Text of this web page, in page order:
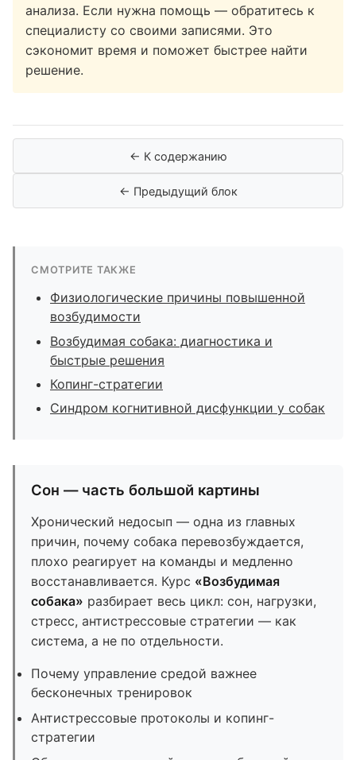
анализа. Если нужна помощь — обратитесь к
специалисту со своими записями. Это
сэкономит время и поможет быстрее найти
решение.
← К содержанию
← Предыдущий блок
СМОТРИТЕ ТАКЖЕ
Физиологические причины повышенной
возбудимости
Возбудимая собака: диагностика и
быстрые решения
Копинг-стратегии
Синдром когнитивной дисфункции у собак
Сон — часть большой картины
Хронический недосып — одна из главных
причин, почему собака перевозбуждается,
плохо реагирует на команды и медленно
восстанавливается. Курс «Возбудимая
собака» разбирает весь цикл: сон, нагрузки,
стресс, антистрессовые стратегии — как
система, а не по отдельности.
Почему управление средой важнее
бесконечных тренировок
Антистрессовые протоколы и копинг-
стратегии